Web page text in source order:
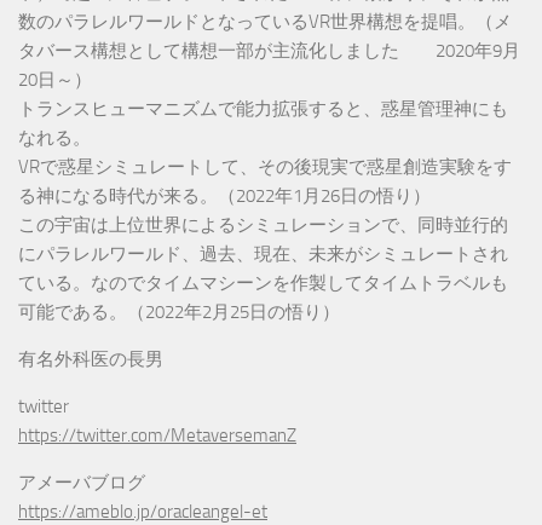
数のパラレルワールドとなっているVR世界構想を提唱。（メ
タバース構想として構想一部が主流化しました 2020年9月
20日～）
トランスヒューマニズムで能力拡張すると、惑星管理神にも
なれる。
VRで惑星シミュレートして、その後現実で惑星創造実験をす
る神になる時代が来る。（2022年1月26日の悟り）
この宇宙は上位世界によるシミュレーションで、同時並行的
にパラレルワールド、過去、現在、未来がシミュレートされ
ている。なのでタイムマシーンを作製してタイムトラベルも
可能である。（2022年2月25日の悟り）
有名外科医の長男
twitter
https://twitter.com/MetaversemanZ
アメーバブログ
https://ameblo.jp/oracleangel-et